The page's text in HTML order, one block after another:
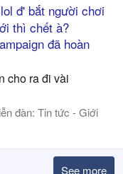
đ' bắt người chơi
thì chết à?
đã hoàn
cho ra đi vài
đàn: Tin tức - Giới
See more